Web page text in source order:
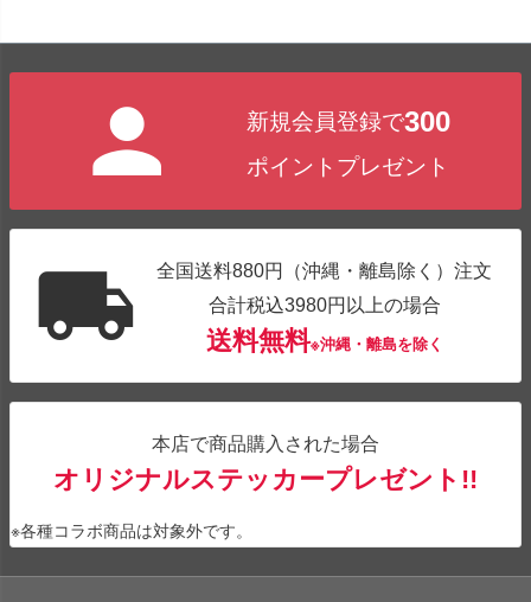
新規会員登録で300
ポイントプレゼント
全国送料880円（沖縄・離島除く）注文
合計税込3980円以上の場合
送料無料※沖縄・離島を除く
本店で商品購入された場合
オリジナルステッカープレゼント!!
※各種コラボ商品は対象外です。